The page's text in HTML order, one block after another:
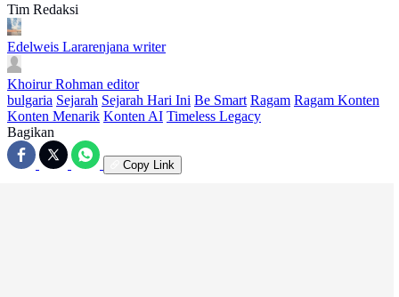
Tim Redaksi
Edelweis Lararenjana writer
Khoirur Rohman editor
bulgaria Sejarah Sejarah Hari Ini Be Smart Ragam Ragam Konten
Konten Menarik Konten AI Timeless Legacy
Bagikan
Copy Link